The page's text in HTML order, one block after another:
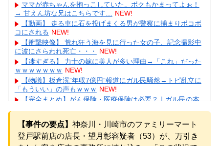
ママが赤ちゃんを抱っこしていた。ボクもかまってよぉ！
→ 甘えん坊な兄はこちらです…
NEW!
【動画】 走る車に石を投げまくる男が警察に捕まりボコボ
コにされる NEW!
【衝撃映像】 荒れ狂う海を見に行った女の子、記念撮影中
に波にさらわれ死亡・・・
NEW!
【凄すぎる】 力士の嫁に美人が多い理由→「これ」だった
ｗｗｗｗｗｗｗ NEW!
【物議】板倉滉”年収7億円”報道にガル民騒然→トピ乱立に
「もういい」の声もｗｗｗ NEW!
【完全まとめ】がん保険・医療保険は必要？｜ガル民の本
ｗｗｗｗｗｗ NEW!
【画像】 芦田愛菜ちゃん「うわー、すごい！なんか出てる
【事件の要点】 神奈川・川崎市のファミリーマート
登戸駅前店の店長・望月彰容疑者（53）が、万引き